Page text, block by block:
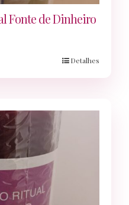
Fonte de Dinheiro
Detalhes